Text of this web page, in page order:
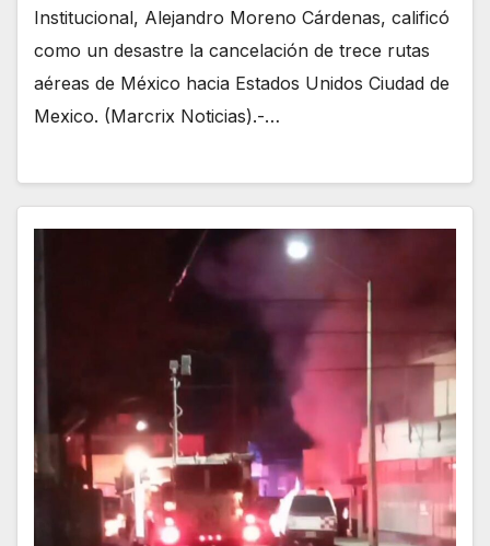
Institucional, Alejandro Moreno Cárdenas, calificó
como un desastre la cancelación de trece rutas
aéreas de México hacia Estados Unidos Ciudad de
Mexico. (Marcrix Noticias).-…